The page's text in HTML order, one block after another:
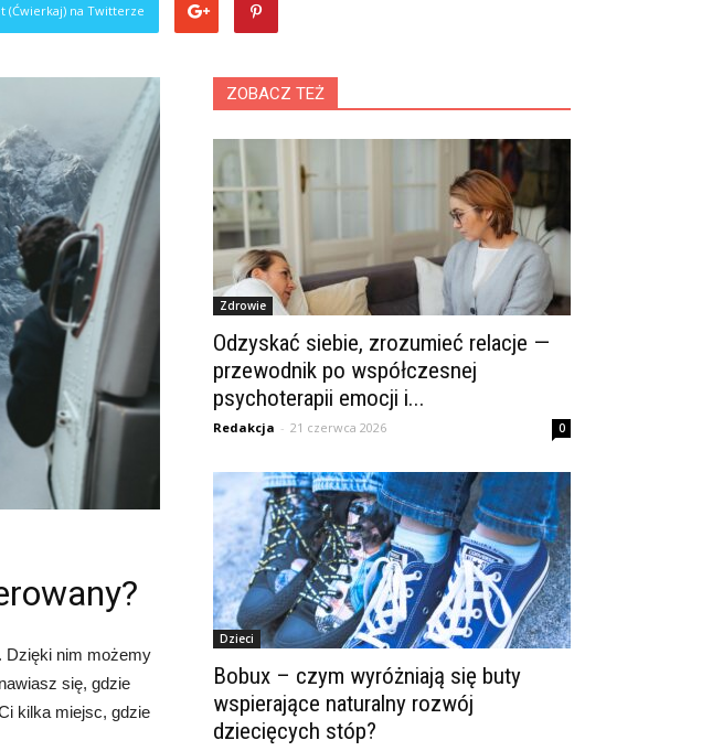
(Ćwierkaj) na Twitterze
Dzięki nim możemy
się, gdzie
kilka miejsc, gdzie
ZOBACZ TEŻ
Zdrowie
Odzyskać siebie, zrozumieć relacje —
przewodnik po współczesnej
psychoterapii emocji i...
Redakcja - 21 czerwca 2026 0
Dzieci
Bobux – czym wyróżniają się buty
wspierające naturalny rozwój
dziecięcych stóp?